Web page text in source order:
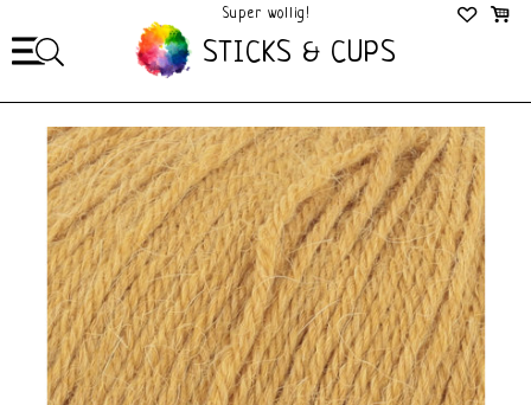
Super wollig!
Mega Gezellig!
STICKS & CUPS